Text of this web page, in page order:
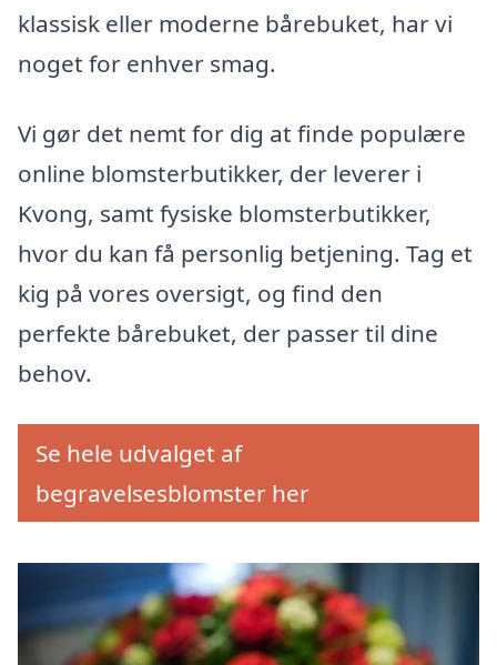
klassisk eller moderne bårebuket, har vi
noget for enhver smag.
Vi gør det nemt for dig at finde populære
online blomsterbutikker, der leverer i
Kvong, samt fysiske blomsterbutikker,
hvor du kan få personlig betjening. Tag et
kig på vores oversigt, og find den
perfekte bårebuket, der passer til dine
behov.
Se hele udvalget af
begravelsesblomster her